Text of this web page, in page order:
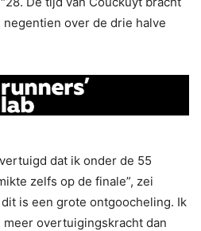
over de drie halve
dat ik onder de 55
zelfs op de finale”, zei
is een grote ontgoocheling. Ik
overtuigingskracht dan